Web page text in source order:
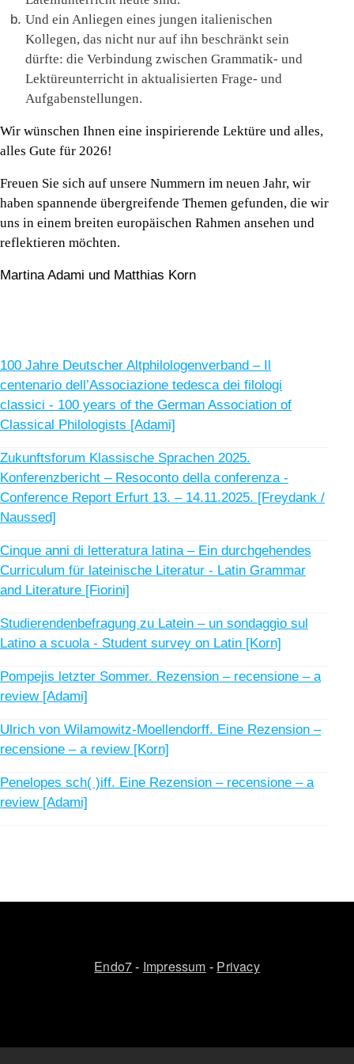
Und ein Anliegen eines jungen italienischen
Kollegen, das nicht nur auf ihn beschränkt sein
dürfte: die Verbindung zwischen Grammatik- und
Lektüreunterricht in aktualisierten Frage- und
Aufgabenstellungen.
Wir wünschen Ihnen eine inspirierende Lektüre und alles,
alles Gute für 2026!
Freuen Sie sich auf unsere Nummern im neuen Jahr, wir
haben spannende übergreifende Themen gefunden, die wir
uns in einem breiten europäischen Rahmen ansehen und
reflektieren möchten.
Martina Adami und Matthias Korn
100 Jahre Deutscher Altphilologenverband – Il
centenario dell’Associazione tedesca dei filologi
classici - 100 years of the German Association of
Classical Philologists [Adami]
Zukunftsforum Klassische Sprachen 2025.
Konferenzbericht – Resoconto della conferenza -
Conference Report Erfurt 13. – 14.11.2025. [Freydank /
Naussed]
Cinque anni di letteratura latina – Ein durchgehendes
Curriculum für lateinische Literatur - Latin Grammar
and Literature [Fiorini]
Studierendenbefragung zu Latein – un sondaggio sul
Latino a scuola - Student survey on Latin [Korn]
Pompejis letzter Sommer. Rezension – recensione – a
review [Adami]
Ulrich von Wilamowitz-Moellendorff. Eine Rezension –
recensione – a review [Korn]
Penelopes sch( )iff. Eine Rezension – recensione – a
review [Adami]
Endo7- Impressum - Privacy